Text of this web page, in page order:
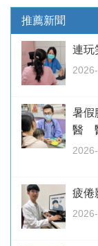
推薦新聞
連玩
暑假
醫
疲倦